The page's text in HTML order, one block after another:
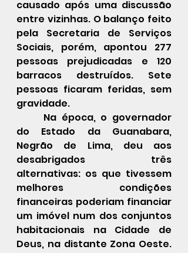
causado após uma discussão
entre vizinhas. O balanço feito
pela Secretaria de Serviços
Sociais, porém, apontou 277
pessoas prejudicadas e 120
barracos destruídos. Sete
pessoas ficaram feridas, sem
gravidade.
do Estado da Guanabara,
Negrão de Lima, deu aos
desabrigados três
alternativas: os que tivessem
melhores condições
financeiras poderiam financiar
um imóvel num dos conjuntos
habitacionais na Cidade de
Deus, na distante Zona Oeste.